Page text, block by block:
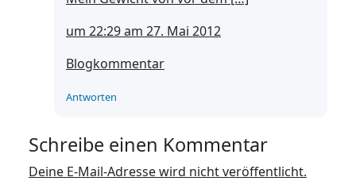
um 22:29 am 27. Mai 2012
Blogkommentar
Antworten
Schreibe einen Kommentar
Deine E-Mail-Adresse wird nicht veröffentlicht.